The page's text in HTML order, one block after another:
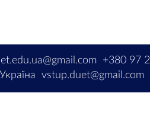
+380 97
vstup.duet@gmail.com